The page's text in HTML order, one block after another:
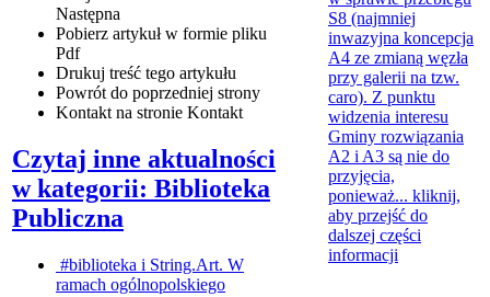
Następna
Pobierz artykuł w formie pliku
Pdf
Drukuj treść tego artykułu
Powrót do poprzedniej strony
Kontakt na stronie Kontakt
Czytaj inne aktualności
w kategorii: Biblioteka
Publiczna
#biblioteka i String.Art. W
ramach ogólnopolskiego
S8 (najmniej
inwazyjna koncepcja
A4 ze zmianą węzła
przy galerii na tzw.
caro). Z punktu
widzenia interesu
Gminy rozwiązania
A2 i A3 są nie do
przyjęcia,
ponieważ... kliknij,
aby przejść do
dalszej części
informacji